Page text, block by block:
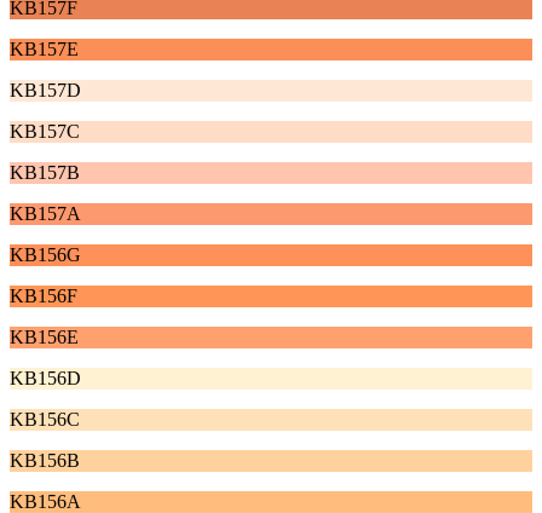
KB157F
KB157E
KB157D
KB157C
KB157B
KB157A
KB156G
KB156F
KB156E
KB156D
KB156C
KB156B
KB156A